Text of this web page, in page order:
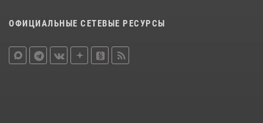
ОФИЦИАЛЬНЫЕ СЕТЕВЫЕ РЕСУРСЫ